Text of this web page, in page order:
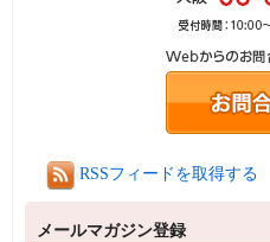
RSSフィードを取得する
メールマガジン登録